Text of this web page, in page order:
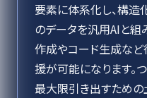
要素に体系化し、構造
のデータを汎用AIと組
作成やコード生成な
援が可能になります。
最大限引き出すための